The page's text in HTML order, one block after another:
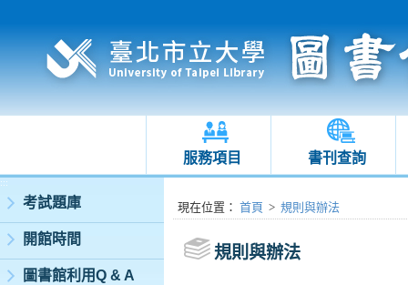
服務項目 書刊查詢
:::
考試題庫
開館時間
圖書館利用Q & A
:::現在位置 ： 首頁 > 規則與辦法
規則與辦法